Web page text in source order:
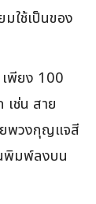
ใช้เป็นของ
พียง 100
เช่น สาย
พวงกุญแจสี
พิมพ์ลงบน